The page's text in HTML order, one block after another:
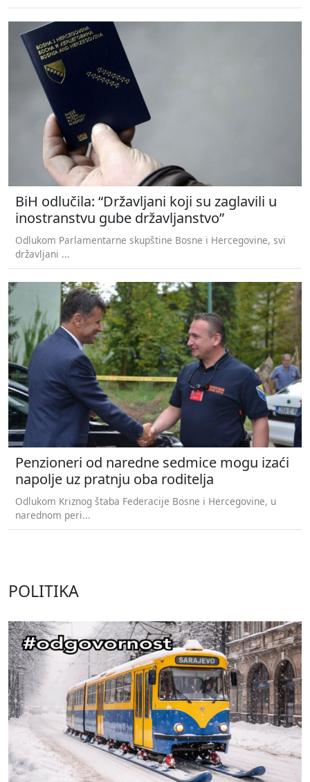
BiH odlučila: “Državljani koji su zaglavili u
inostranstvu gube državljanstvo”
Odlukom Parlamentarne skupštine Bosne i Hercegovine, svi
državljani ...
Penzioneri od naredne sedmice mogu izaći
napolje uz pratnju oba roditelja
Odlukom Kriznog štaba Federacije Bosne i Hercegovine, u
narednom peri...
POLITIKA